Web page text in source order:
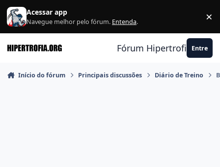
Ir para conteúdo
Acessar app
Navegue melhor pelo fórum. Entenda. ×
Fórum Hipertrofia.org
Entre
Início do fórum Principais discussões Diário de Treino